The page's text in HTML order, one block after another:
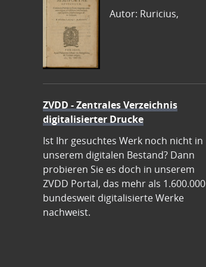
Autor: Ruricius,
ZVDD - Zentrales Verzeichnis
digitalisierter Drucke
Ist Ihr gesuchtes Werk noch nicht in
unserem digitalen Bestand? Dann
probieren Sie es doch in unserem
ZVDD Portal, das mehr als 1.600.000
bundesweit digitalisierte Werke
nachweist.